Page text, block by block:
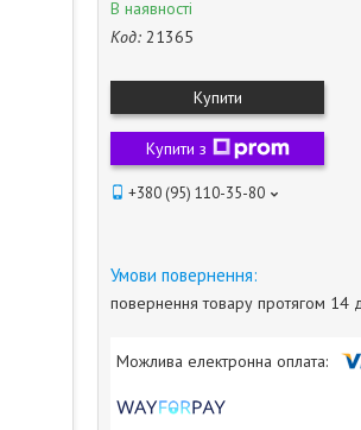
В наявності
Код: 21365
Купити
Купити з
+380 (95) 110-35-80
повернення товару протягом 14